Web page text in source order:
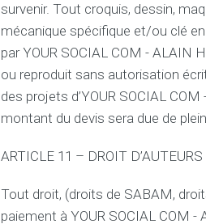
survenir. Tout croquis, dessin,
mécanique spécifique et/ou clé
par YOUR SOCIAL COM - ALAIN
ou reproduit sans autorisation
des projets d’YOUR SOCIAL
montant du devis sera due de
ARTICLE 11 – DROIT
Tout droit, (droits de SABAM,
paiement à YOUR SOCIAL COM